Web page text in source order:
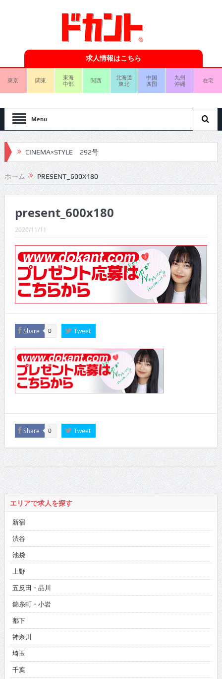
求人情報はこちら
東京 関東
東海
中部
関西
北海道
東北
中国
四国
九州
沖縄
在宅
Menu
CINEMA×STYLE 292号
CINEMA×STYLE 291号
CINEMA×STYLE 290号
CINEMA×STYLE 289号
CINEMA×STYLE 288号
CINEMA×STYLE 287号
CINEMA×STYLE 286号
CINEMA×STYLE 285号
CINEMA×STYLE 294号
ホーム PRESENT_600X180
present_600x180
2020/11/11
Share 0 Tweet
Share 0 Tweet
エリアで求人を探す
新宿
渋谷
池袋
上野
五反田・品川
錦糸町・小岩
都下
神奈川
埼玉
千葉